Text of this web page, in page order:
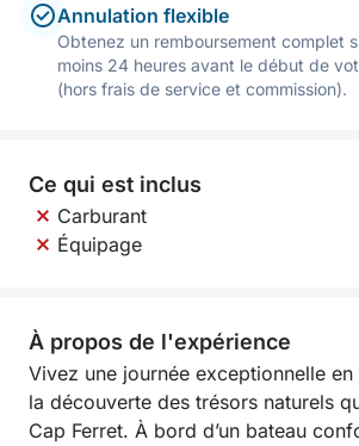
Annulation flexible
Obtenez un remboursement complet
moins 24 heures avant le début de
(hors frais de service et commission).
Ce qui est inclus
Carburant
Équipage
À propos de l'expérience
Vivez une journée exceptionnelle
la découverte des trésors naturels
Cap Ferret. À bord d’un bateau